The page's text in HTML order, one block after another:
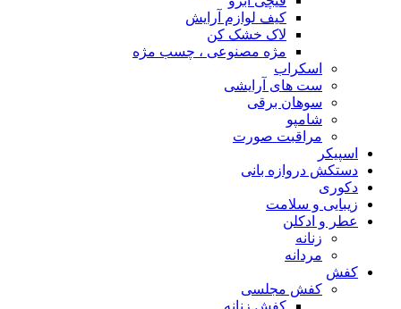
کیف لوازم آرایش
لاک خشک کن
مژه مصنوعی ، چسب مژه
اسکراب
ست های آرایشی
سوهان برقی
شامپو
مراقبت صورت
اسپیکر
دستکش دروازه بانی
دکوری
زیبایی و سلامت
عطر و ادکلن
زنانه
مردانه
کفش
کفش مجلسی
کفش زنانه